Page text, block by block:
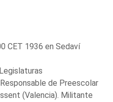
CET 1936 en Sedaví
de Preescolar
(Valencia). Militante